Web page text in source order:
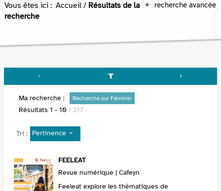
recherche avancée
Vous êtes ici : Accueil / Résultats de la
recherche
Ma recherche : Recherche sur Féminin
Résultats 1 - 10 / 217
Tri : Pertinence
FEELEAT
Revue numérique | Cafeyn
Feeleat explore les thématiques de